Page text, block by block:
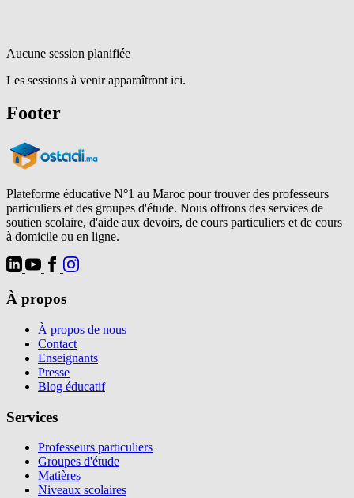
Aucune session planifiée
Les sessions à venir apparaîtront ici.
Footer
Plateforme éducative N°1 au Maroc pour trouver des professeurs
particuliers et des groupes d'étude. Nous offrons des services de
soutien scolaire, d'aide aux devoirs, de cours particuliers et de cours
à domicile ou en ligne.
À propos
À propos de nous
Contact
Enseignants
Presse
Blog éducatif
Services
Professeurs particuliers
Groupes d'étude
Matières
Niveaux scolaires